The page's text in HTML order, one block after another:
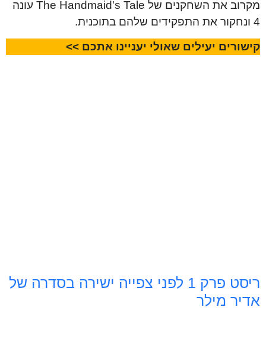
מקרוב את השחקנים של The Handmaid's Tale עונה
4 ונחקור את התפקידים שלהם בתוכנית.
קישורים יעילים שאולי יעניינו אתכם >>
ריסט פרק 1 לפני צפייה ישירה בסדרה של
אדיר מילר